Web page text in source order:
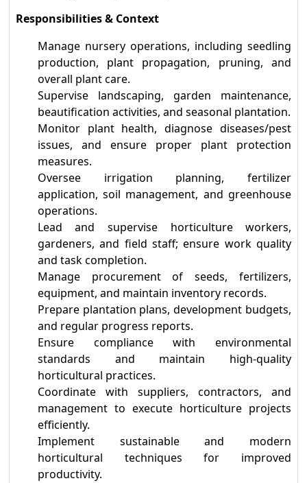
Responsibilities & Context
Manage nursery operations, including seedling
production, plant propagation, pruning, and
overall plant care.
Supervise landscaping, garden maintenance,
beautification activities, and seasonal plantation.
Monitor plant health, diagnose diseases/pest
issues, and ensure proper plant protection
measures.
Oversee irrigation planning, fertilizer
application, soil management, and greenhouse
operations.
Lead and supervise horticulture workers,
gardeners, and field staff; ensure work quality
and task completion.
Manage procurement of seeds, fertilizers,
equipment, and maintain inventory records.
Prepare plantation plans, development budgets,
and regular progress reports.
Ensure compliance with environmental
standards and maintain high-quality
horticultural practices.
Coordinate with suppliers, contractors, and
management to execute horticulture projects
efficiently.
Implement sustainable and modern
horticultural techniques for improved
productivity.